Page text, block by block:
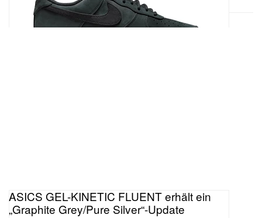
ASICS GEL-KINETIC FLUENT erhält ein
„Graphite Grey/Pure Silver“-Update